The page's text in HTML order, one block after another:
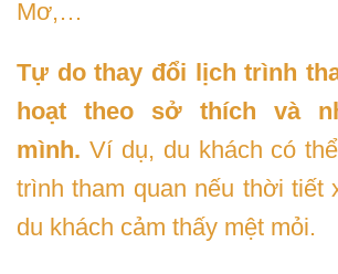
Mơ,…
Tự do thay đổi lịch trình
hoạt theo sở thích và
mình. Ví dụ, du khách có
trình tham quan nếu thời tiết
du khách cảm thấy mệt mỏi.